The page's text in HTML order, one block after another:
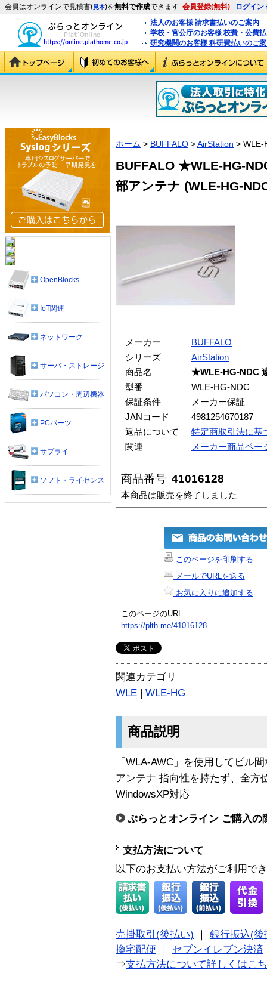
会員はオンラインで見積書(見本)を無料で作成できます 会員登録(無料) ログイン
法人のお客様 請求書払いのご案内
学校・官公庁のお客様 校費・公費
研究機関のお客様 科研費払いのご
ホーム > BUFFALO >AirStation > WLE-
BUFFALO ★WLE-HG-
部アンテナ (WLE-HG-
メーカー
BUFFALO
シリーズ
AirStation
商品名
★WLE-HG-NDC
型番
WLE-HG-NDC
保証条件
メーカー保証
JANコード
4981254670187
返品について
特定商取引法に基
関連
メーカー商品ペー
商品番号 41016128
本商品は販売を終了しました
このページを印刷する
メールでURLを送る
お気に入りに追加する
このページのURL
https://plth.me/41016128
関連カテゴリ
WLE | WLE-HG
商品説明
「WLA-AWC」を使用してビル
アンテナ 指向性を持たず、全方
WindowsXP対応
ぷらっとオンライン ご購入の
支払方法について
以下のお支払い方法がご利用で
売掛取引(後払い)
銀行振込(後
換宅配便
セブンイレブン決済
⇒支払方法について詳しくはこ
OpenBlocks
IoT関連
ネットワーク
サーバ・ストレージ
パソコン・周辺機器
PCパーツ
サプライ
ソフト・ライセンス